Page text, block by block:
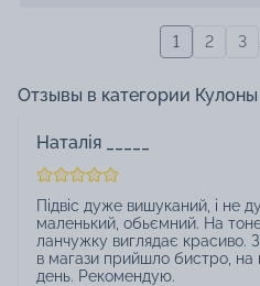
1 2 3
Отзывы в категории
Наталія _____
Підвіс дуже вишуканий, і не
маленький, обьємний. На
ланчужку виглядає красиво.
в магази прийшло бистро, на
день. Рекомендую.